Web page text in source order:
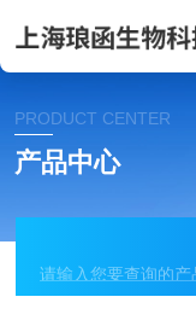
PRODUCT CENTER
产品中心